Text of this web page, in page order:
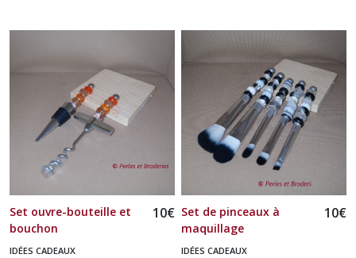
Set ouvre-bouteille et
bouchon
10€
IDÉES CADEAUX
Set de pinceaux à
maquillage
10€
IDÉES CADEAUX